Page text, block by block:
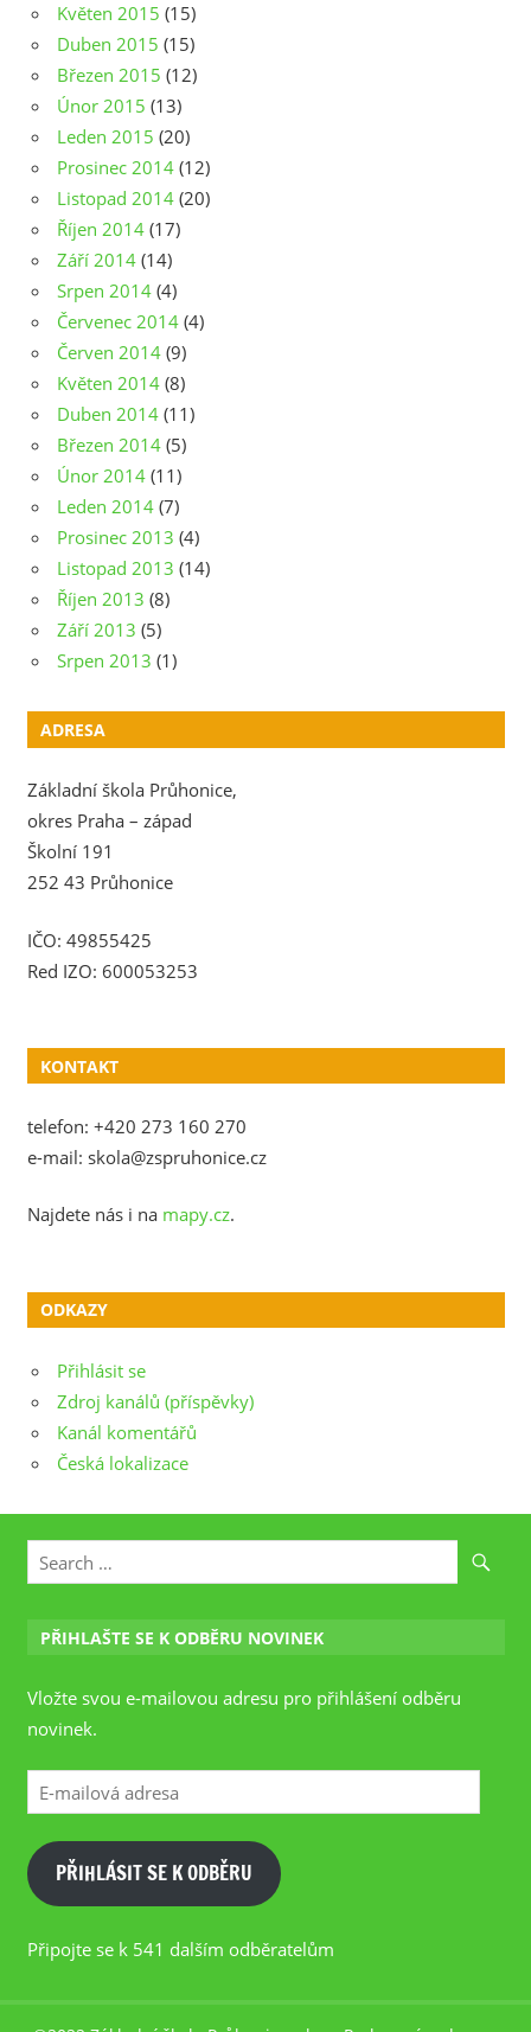
Květen 2015 (15)
Duben 2015 (15)
Březen 2015 (12)
Únor 2015 (13)
Leden 2015 (20)
Prosinec 2014 (12)
Listopad 2014 (20)
Říjen 2014 (17)
Září 2014 (14)
Srpen 2014 (4)
Červenec 2014 (4)
Červen 2014 (9)
Květen 2014 (8)
Duben 2014 (11)
Březen 2014 (5)
Únor 2014 (11)
Leden 2014 (7)
Prosinec 2013 (4)
Listopad 2013 (14)
Říjen 2013 (8)
Září 2013 (5)
Srpen 2013 (1)
ADRESA
Základní škola Průhonice,
okres Praha – západ
Školní 191
252 43 Průhonice
IČO: 49855425
Red IZO: 600053253
KONTAKT
telefon: +420 273 160 270
e-mail: skola@zspruhonice.cz
Najdete nás i na mapy.cz.
ODKAZY
Přihlásit se
Zdroj kanálů (příspěvky)
Kanál komentářů
Česká lokalizace
PŘIHLAŠTE SE K ODBĚRU NOVINEK
Vložte svou e-mailovou adresu pro přihlášení odběru
novinek.
E-
mailová
adresa
PŘIHLÁSIT SE K ODBĚRU
Připojte se k 541 dalším odběratelům